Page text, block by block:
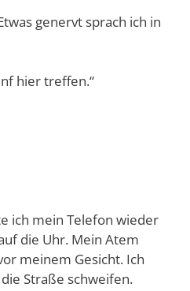
genervt sprach ich in
hier treffen.“
ich mein Telefon wieder
die Uhr. Mein Atem
meinem Gesicht. Ich
Straße schweifen.